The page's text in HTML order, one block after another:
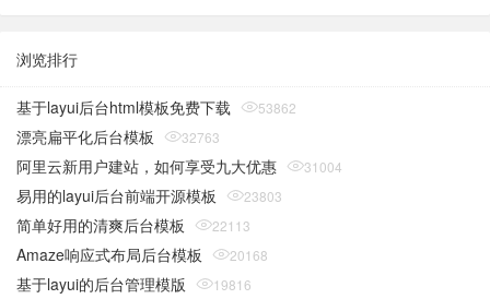
浏览排行
基于layui后台html模板免费下载 53862
漂亮扁平化后台模板 32763
阿里云新用户建站，如何享受九大优惠 31004
易用的layui后台前端开源模板 23803
简单好用的清爽后台模板 22113
Amaze响应式布局后台模板 20168
基于layui的后台管理模版 19816